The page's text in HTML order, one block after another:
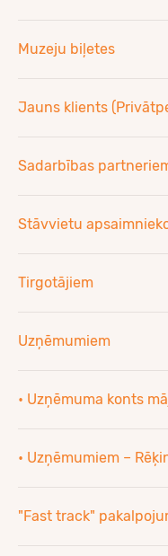
Muzeju biļetes
Jauns klients
Sadarbības
Stāvvietu
Tirgotājiem
Uzņēmumiem
• Uzņēmuma konts
• Uzņēmumiem –
"Fast track"